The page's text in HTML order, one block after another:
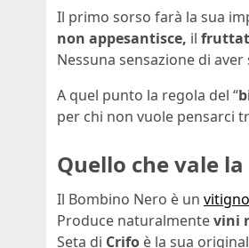
Il primo sorso farà la sua
non appesantisce, il
Nessuna sensazione di
A quel punto la regola del “
per chi non vuole pensarci
Quello che vale
Il Bombino Nero è un
Produce naturalmentevini
Seta di Crifo è la sua